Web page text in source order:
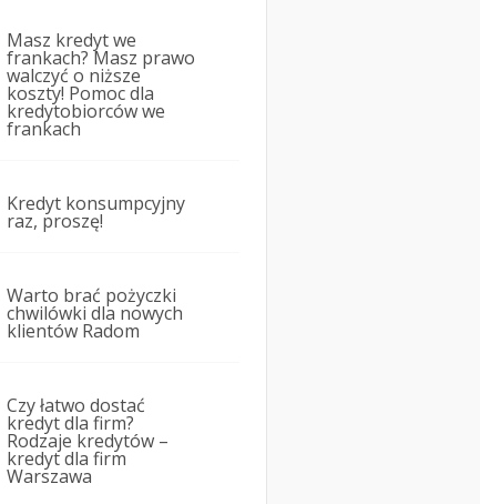
Masz kredyt we
frankach? Masz prawo
walczyć o niższe
koszty! Pomoc dla
kredytobiorców we
frankach
Kredyt konsumpcyjny
raz, proszę!
Warto brać pożyczki
chwilówki dla nowych
klientów Radom
Czy łatwo dostać
kredyt dla firm?
Rodzaje kredytów –
kredyt dla firm
Warszawa